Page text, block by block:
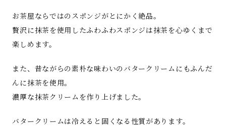
お茶屋ならではのスポンジがとにかく絶品。
贅沢に抹茶を使用したふわふわスポンジは抹茶を心ゆくまで
楽しめます。
また、昔ながらの素朴な味わいのバタークリームにもふんだ
んに抹茶を使用。
濃厚な抹茶クリームを作り上げました。
バタークリームは冷えると固くなる性質があります。